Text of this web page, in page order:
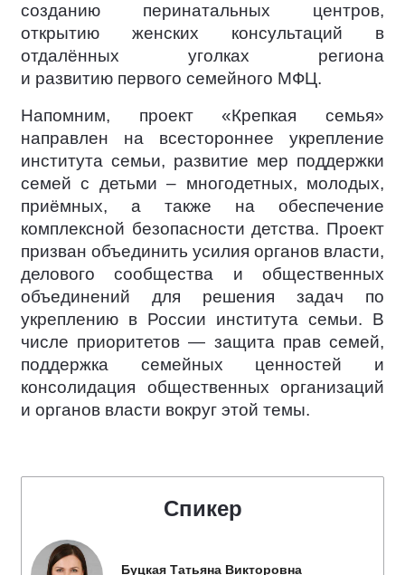
созданию перинатальных центров,
открытию женских консультаций в
отдалённых уголках региона
и развитию первого семейного МФЦ.
Напомним, проект «Крепкая семья»
направлен на всестороннее укрепление
института семьи, развитие мер поддержки
семей с детьми – многодетных, молодых,
приёмных, а также на обеспечение
комплексной безопасности детства. Проект
призван объединить усилия органов власти,
делового сообщества и общественных
объединений для решения задач по
укреплению в России института семьи. В
числе приоритетов — защита прав семей,
поддержка семейных ценностей и
консолидация общественных организаций
и органов власти вокруг этой темы.
Спикер
Буцкая Татьяна Викторовна